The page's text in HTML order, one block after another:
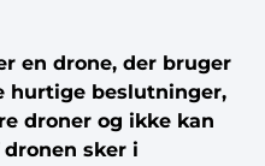
en drone, der bruger
hurtige beslutninger,
droner og ikke kan
sker i